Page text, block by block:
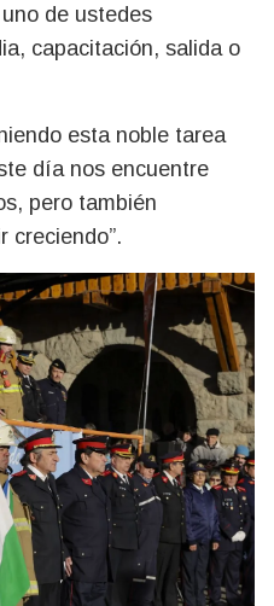
de ustedes
capacitación, salida o
esta noble tarea
día nos encuentre
pero también
creciendo”.